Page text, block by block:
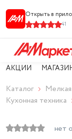
Открыть в
41
АКЦИИ
Каталог
Кухонная техника
нет